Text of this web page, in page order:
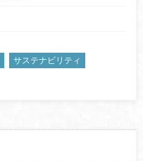
サステナビリティ